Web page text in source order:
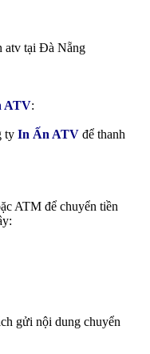
ATV:
ty In Ấn ATV để thanh
ATM để chuyển tiền
gửi nội dung chuyển